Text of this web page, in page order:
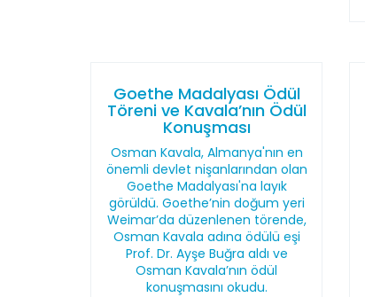
Goethe Madalyası Ödül
Töreni ve Kavala’nın Ödül
Konuşması
Osman Kavala, Almanya'nın en
önemli devlet nişanlarından olan
Goethe Madalyası'na layık
görüldü. Goethe’nin doğum yeri
Weimar’da düzenlenen törende,
Osman Kavala adına ödülü eşi
Prof. Dr. Ayşe Buğra aldı ve
Osman Kavala’nın ödül
konuşmasını okudu.